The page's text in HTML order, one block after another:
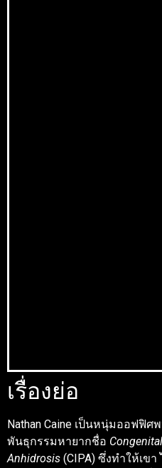
เรื่องย่อ
Nathan Caine เป็นหนุ่มออฟฟิ
พันธุกรรมหายากชื่อ
Anhidrosis (CIPA) ซึ่งทำให้เขา